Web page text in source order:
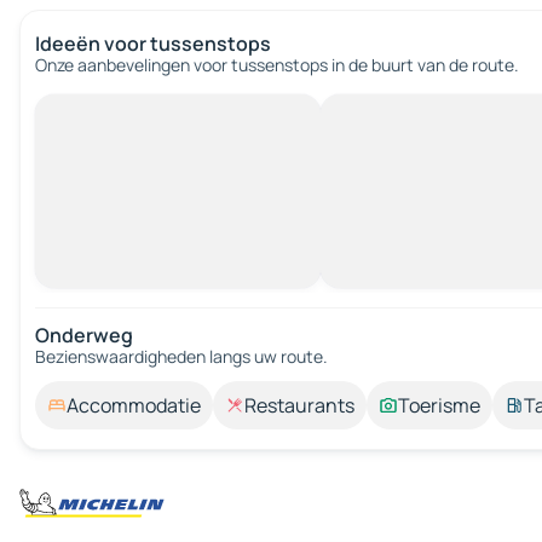
Ideeën voor tussenstops
Onze aanbevelingen voor tussenstops in de buurt van de route.
Onderweg
Bezienswaardigheden langs uw route.
Accommodatie Restaurants Toerisme